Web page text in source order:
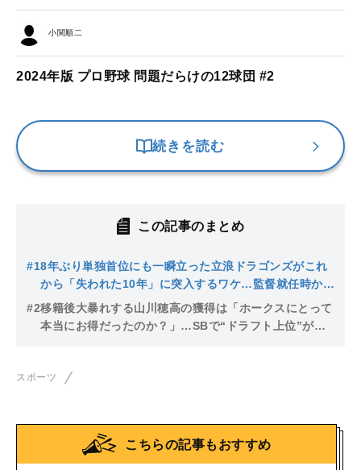
小関順二
2024年版 プロ野球 問題だらけの12球団 #2
続きを読む
この記事のまとめ
#18年ぶり単独首位にも一瞬立った立浪ドラゴンズがこれ
から「失われた10年」に突入するワケ…監督就任時から
おかしくなったドラフト戦略
#2移籍後大暴れする山川穂高の獲得は「ホークスにとって
本当にお得だったのか？」…SBで“ドラフト上位”が育
スポーツ
こちらの記事もおすすめ